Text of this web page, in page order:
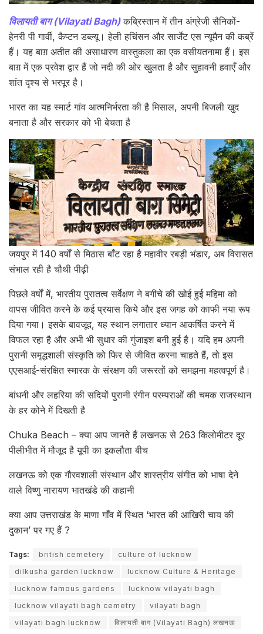
विलायती बाग (Vilayati Bagh)कब्रिस्तान में तीन अंग्रेजी सैनिकों-
हेनरी पी गार्वी, कैप्टन डब्ल्यू। हेली हचिंसन और सार्जेंट एस न्यूमैन की कब्रें
हैं। यह बाग़ अतीत की असाधारण वास्तुकला का एक वसीयतनामा हैं। इस
बाग़ में एक प्रवेश द्वार हैं जो नदी की ओर खुलता है और सुहावनी हवाएँ और
शांत दृश्य से भरपूर है।
भारत का यह स्मार्ट गांव आत्मनिर्भरता की है मिसाल, अपनी बिजली खुद
बनाता है और सरकार को भी बेचता है
जयपुर में 140 वर्षों से मिठास बाँट रहा है महावीर रबड़ी भंडार, अब विरासत
संभाल रही है चौथी पीढ़ी
पिछले वर्षों में, भारतीय पुरातत्व सर्वेक्षण ने बगीचे की खोई हुई महिमा को
वापस जीवित करने के कई प्रयास किये और इस जगह को काफी नया रूप
दिया गया। इसके बावजूद, यह स्थान लगातार ध्यान आकर्षित करने में
विफल रहा है और अभी भी सुधार की गुंजाइश बनी हुई है। यदि हम अपनी
पुरानी समृद्धशाली संस्कृति को फिर से जीवित करना चाहते हैं, तो इस
एएसआई-संरक्षित स्मारक के संरक्षण की जरूरतों को समझना महत्वपूर्ण है।
बांधनी और लहरिया की सदियों पुरानी रंगीन परम्पराओं की चमक राजस्थान
के हर कोने में दिखती है
Chuka Beach – क्या आप जानते हैं लखनऊ से 263 किलोमीटर दूर
पीलीभीत में मौजूद है यूपी का इकलौता बीच
लखनऊ को एक गौरवशाली संस्थान और शास्त्रीय संगीत को भाषा देने
वाले विष्णु नारायण भातखंडे की कहानी
क्या आप उत्तराखंड के माणा गाँव में स्थित ‘भारत की आखिरी चाय की
दुकान’ पर गए हैं ?
Tags: british cemetery
culture of lucknow
dilkusha garden lucknow
lucknow Culture & Heritage
lucknow famous gardens
lucknow vilayati bagh
lucknow vilayati bagh cemetry
vilayati bagh
vilayati bagh lucknow
विलायती बाग (Vilayati Bagh) लखनऊ